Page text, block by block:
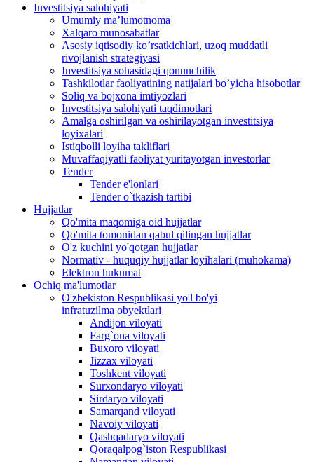
Investitsiya salohiyati
Umumiy maʼlumotnoma
Xalqaro munosabatlar
Аsosiy iqtisodiy koʼrsatkichlari, uzoq muddatli
rivojlanish strategiyasi
Investitsiya sohasidagi qonunchilik
Tashkilotlar faoliyatining natijalari boʼyicha hisobotlar
Soliq va bojxona imtiyozlari
Investitsiya salohiyati taqdimotlari
Аmalga oshirilgan va oshirilayotgan investitsiya
loyixalari
Istiqbolli loyiha takliflari
Muvaffaqiyatli faoliyat yuritayotgan investorlar
Tender
Tender e'lonlari
Tender o`tkazish tartibi
Hujjatlar
Qo'mita maqomiga oid hujjatlar
Qo'mita tomonidan qabul qilingan hujjatlar
O'z kuchini yo'qotgan hujjatlar
Normativ - huquqiy hujjatlar loyihalari (muhokama)
Elektron hukumat
Ochiq ma'lumotlar
O'zbekiston Respublikasi yo'l bo'yi
infratuzilma obyektlari
Andijon viloyati
Farg`ona viloyati
Buxoro viloyati
Jizzax viloyati
Toshkent viloyati
Surxondaryo viloyati
Sirdaryo viloyati
Samarqand viloyati
Navoiy viloyati
Qashqadaryo viloyati
Qoraqalpog`iston Respublikasi